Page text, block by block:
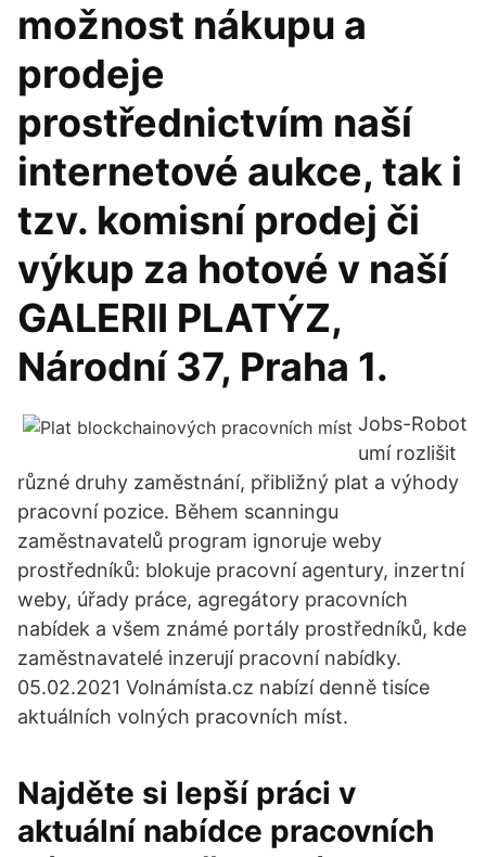
možnost nákupu a
prodeje
prostřednictvím naší
internetové aukce, tak i
tzv. komisní prodej či
výkup za hotové v naší
GALERII PLATÝZ,
Národní 37, Praha 1.
Jobs-Robot
umí rozlišit
různé druhy zaměstnání, přibližný plat a výhody
pracovní pozice. Během scanningu
zaměstnavatelů program ignoruje weby
prostředníků: blokuje pracovní agentury, inzertní
weby, úřady práce, agregátory pracovních
nabídek a všem známé portály prostředníků, kde
zaměstnavatelé inzerují pracovní nabídky.
05.02.2021 Volnámísta.cz nabízí denně tisíce
aktuálních volných pracovních míst.
Najděte si lepší práci v
aktuální nabídce pracovních